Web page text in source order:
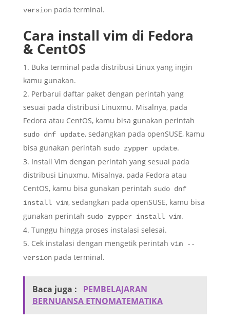
versionpada terminal.
Cara install vim di Fedora
& CentOS
Buka terminal pada distribusi Linux yang ingin
kamu gunakan.
Perbarui daftar paket dengan perintah yang
sesuai pada distribusi Linuxmu. Misalnya, pada
Fedora atau CentOS, kamu bisa gunakan perintah
sudo dnf update, sedangkan pada openSUSE, kamu
bisa gunakan perintah sudo zypper update.
Install Vim dengan perintah yang sesuai pada
distribusi Linuxmu. Misalnya, pada Fedora atau
CentOS, kamu bisa gunakan perintah sudo dnf
install vim, sedangkan pada openSUSE, kamu bisa
gunakan perintah sudo zypper install vim.
Tunggu hingga proses instalasi selesai.
Cek instalasi dengan mengetik perintah vim --
versionpada terminal.
Baca juga :
PEMBELAJARAN
BERNUANSA ETNOMATEMATIKA